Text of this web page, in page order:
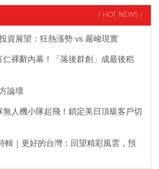
/ HOT NEWS /
資展望：狂熱漲勢 vs 嚴峻現實
裸辭內幕！「落後群創」成最後稻
論壇
人機小隊起飛！鎖定美日頂級客戶切
輯｜更好的台灣：回望精彩風雲，預